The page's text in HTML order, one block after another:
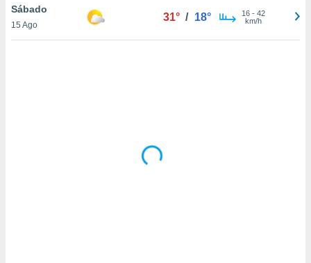
ni para
o
Sábado
15 Ago
31° / 18° 16- 42
km/h